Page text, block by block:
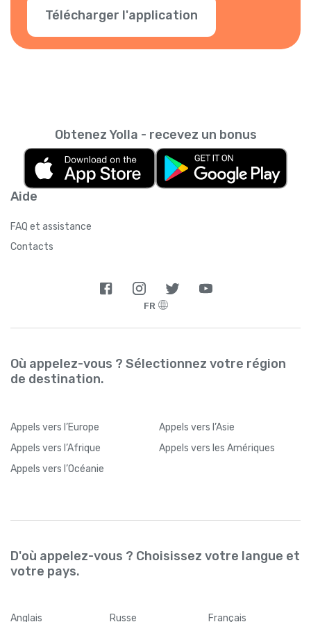
Télécharger l'application
Aide
FAQ et assistance
Contacts
Obtenez Yolla - recevez un bonus
FR
Où appelez-vous ? Sélectionnez votre région
de destination.
Appels vers l’Europe Appels vers l’Asie
Appels vers l’Afrique Appels vers les Amériques
Appels vers l’Océanie
D'où appelez-vous ? Choisissez votre langue et
votre pays.
Anglais Russe Français